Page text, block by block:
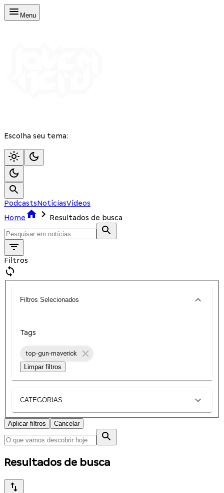
Menu
Escolha seu tema:
PodcastsNotíciasVídeos
Home
Resultados de busca
Filtros
Filtros Selecionados
Tags
top-gun-maverick
Limpar filtros
CATEGORIAS
Aplicar filtros Cancelar
Resultados de busca